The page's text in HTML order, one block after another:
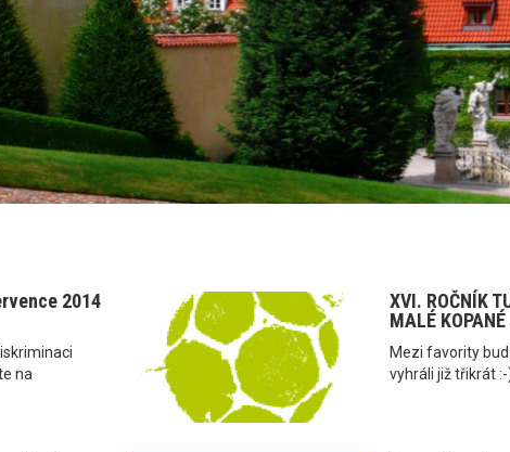
2014
na
XVI. ROČNÍK
MALÉ
Mezi favority
vyhráli již třikrát :-